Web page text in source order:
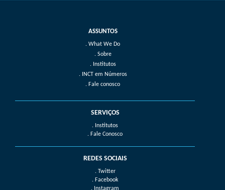
What We Do
Sobre
Institutos
INCT em Números
Fale conosco
SERVIÇOS
. Institutos
. Fale Conosco
REDES SOCIAIS
. Twitter
. Facebook
. Instagram